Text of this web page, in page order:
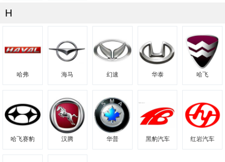
H
哈弗 海马 幻速 华泰 哈飞
哈飞赛豹 汉腾 华普 黑豹汽车 红岩汽车